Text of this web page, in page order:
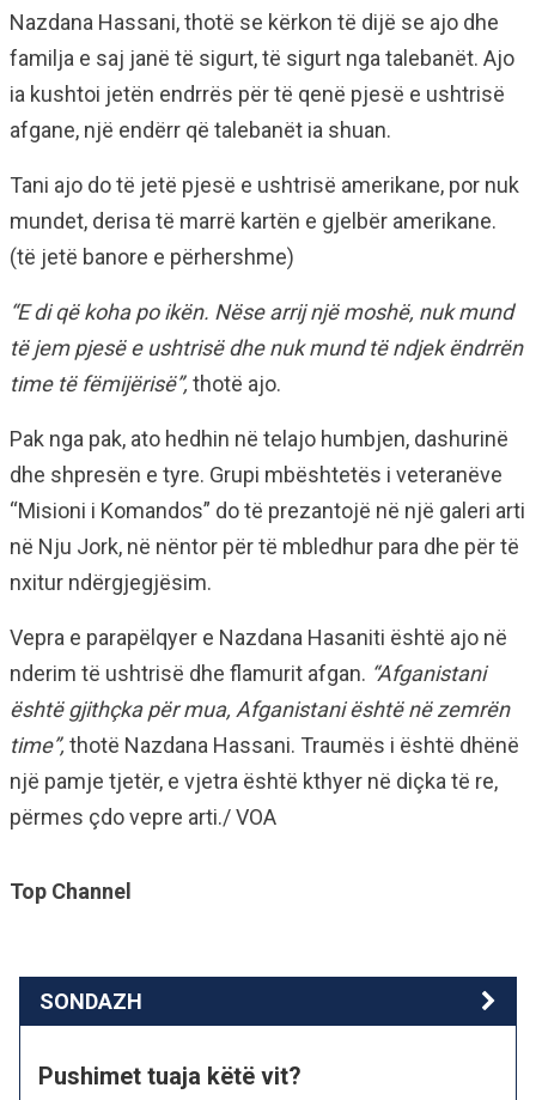
Nazdana Hassani, thotë se kërkon të dijë se ajo dhe
familja e saj janë të sigurt, të sigurt nga talebanët. Ajo
ia kushtoi jetën endrrës për të qenë pjesë e ushtrisë
afgane, një endërr që talebanët ia shuan.
Tani ajo do të jetë pjesë e ushtrisë amerikane, por nuk
mundet, derisa të marrë kartën e gjelbër amerikane.
(të jetë banore e përhershme)
“E di që koha po ikën. Nëse arrij një moshë, nuk mund
të jem pjesë e ushtrisë dhe nuk mund të ndjek ëndrrën
time të fëmijërisë”, thotë ajo.
Pak nga pak, ato hedhin në telajo humbjen, dashurinë
dhe shpresën e tyre. Grupi mbështetës i veteranëve
“Misioni i Komandos” do të prezantojë në një galeri arti
në Nju Jork, në nëntor për të mbledhur para dhe për të
nxitur ndërgjegjësim.
Vepra e parapëlqyer e Nazdana Hasaniti është ajo në
nderim të ushtrisë dhe flamurit afgan. “Afganistani
është gjithçka për mua, Afganistani është në zemrën
time”, thotë Nazdana Hassani. Traumës i është dhënë
një pamje tjetër, e vjetra është kthyer në diçka të re,
përmes çdo vepre arti./ VOA
Top Channel
SONDAZH
Pushimet tuaja këtë vit?